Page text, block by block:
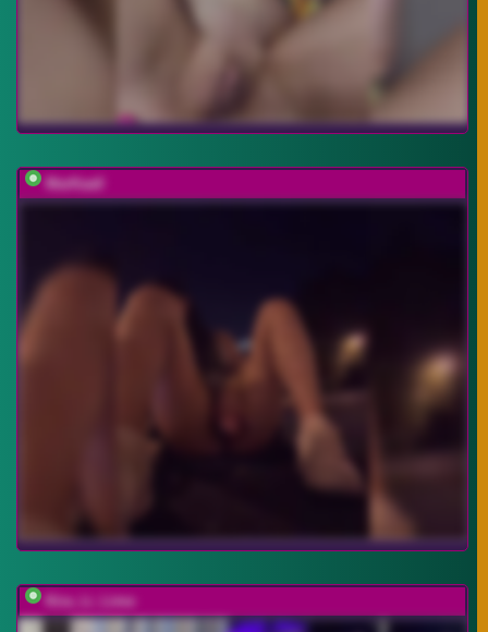
MarKaa0
Kira_Li_Lime